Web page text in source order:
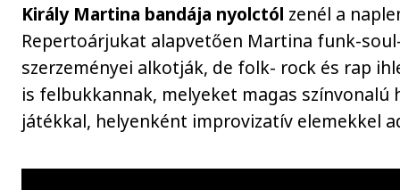
Király Martina bandája nyolctól zenél a
Repertoárjukat alapvetően Martina funk-
szerzeményei alkotják, de folk- rock és rap
is felbukkannak, melyeket magas színvonalú
játékkal, helyenként improvizatív elemekkel